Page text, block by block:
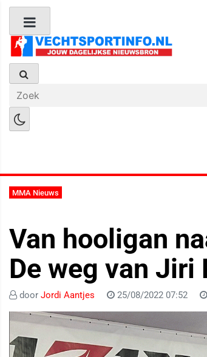
MMA Nieuws
Van hooligan
De weg van Jiri
door Jordi Aantjes 25/08/2022 07:52